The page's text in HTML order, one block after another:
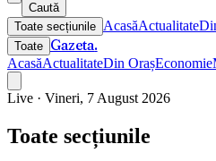
Caută
Toate secțiunile AcasăActualitate
Toate Gazeta.
AcasăActualitateDin OrașEconomie
Live · Vineri, 7 August 2026
Toate secțiunile